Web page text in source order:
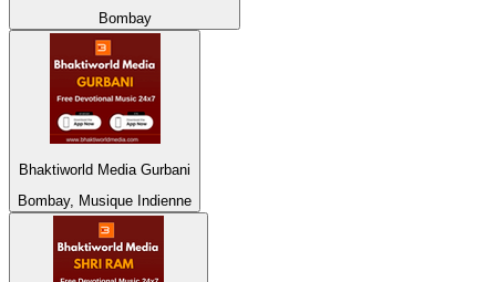
Bombay
Bhaktiworld Media Gurbani
Bombay, Musique Indienne